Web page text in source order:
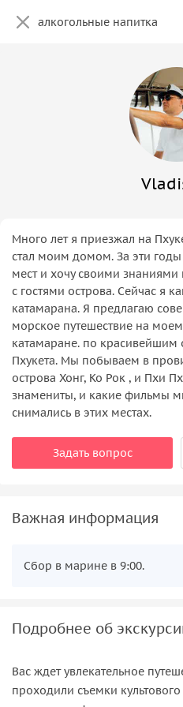
алкогольные напитка
Много лет я приезжал на
стал моим домом. За эти
мест и хочу своими знаниями
с гостями острова. Сейчас я
катамарана. Я предлагаю
морское путешествие на
катамаране. по красивейшим
Пхукета. Мы побываем в
острова Хонг, Ко Рок , и Пхи
знамениты, и какие фильмы
снимались в этих местах.
Задать вопрос
Важная информация
Сбор в марине в 9:00.
Подробнее об
Вас ждет увлекательное
проходили съемки